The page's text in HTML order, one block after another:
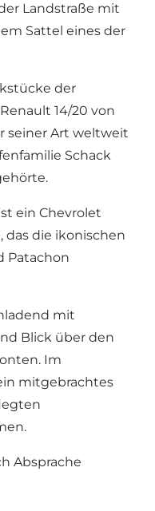
Landstraße mit
Sattel eines der
der
14/20 von
seiner Art weltweit
Schack
ein Chevrolet
das die ikonischen
Patachon
mit
Blick über den
Im
mitgebrachtes
Absprache